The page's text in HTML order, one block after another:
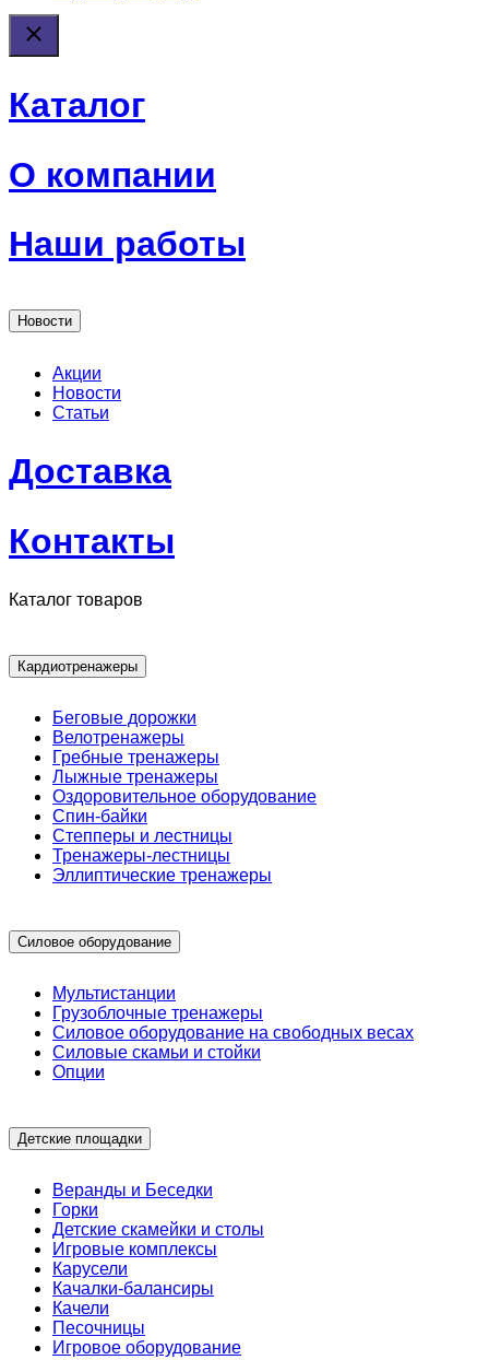
Каталог
О компании
Наши работы
Новости
Акции
Новости
Статьи
Доставка
Контакты
Каталог товаров
Кардиотренажеры
Беговые дорожки
Велотренажеры
Гребные тренажеры
Лыжные тренажеры
Оздоровительное оборудование
Спин-байки
Степперы и лестницы
Тренажеры-лестницы
Эллиптические тренажеры
Силовое оборудование
Мультистанции
Грузоблочные тренажеры
Силовое оборудование на свободных весах
Силовые скамьи и стойки
Опции
Детские площадки
Веранды и Беседки
Горки
Детские скамейки и столы
Игровые комплексы
Карусели
Качалки-балансиры
Качели
Песочницы
Игровое оборудование